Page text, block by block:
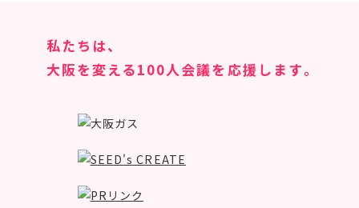
私たちは、
大阪を変える100人会議を応援します｡